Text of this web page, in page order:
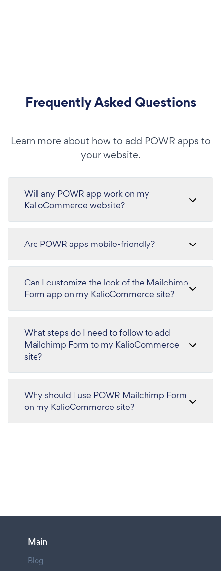
Frequently Asked Questions
Learn more about how to add POWR apps to
your website.
Will any POWR app work on my
KalioCommerce website?
Are POWR apps mobile-friendly?
Can I customize the look of the Mailchimp
Form app on my KalioCommerce site?
What steps do I need to follow to add
Mailchimp Form to my KalioCommerce
site?
Why should I use POWR Mailchimp Form
on my KalioCommerce site?
Main
Blog